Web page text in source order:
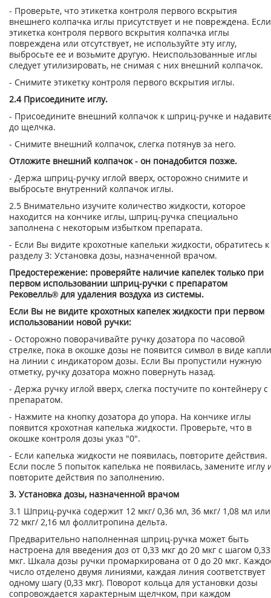
- Проверьте, что этикетка контроля первого вскрытия
внешнего колпачка иглы при­сутствует и не повреждена. Если
этикетка контроля первого вскрытия колпачка иг­лы
повреждена или отсутствует, не используйте эту иглу,
выбросьте ее и возьмите другую. Неиспользованные иглы
следует утилизировать, не снимая с них внешний колпачок.
- Снимите этикетку контроля первого вскрытия иглы.
2.4 Присоедините иглу.
- Присоедините внешний колпачок к шприц-ручке и
до щелчка.
- Снимите внешний колпачок, слегка потянув за него.
Отложите внешний колпачок - он понадобится позже.
- Держа шприц-ручку иглой вверх, осторожно снимите и
выбросьте внутренний кол­пачок иглы.
2.5 Внимательно изучите количество жидкости, которое
находится на кончике иглы, шприц-ручка специально
заполнена с некоторым избытком препарата.
- Если Вы видите крохотные капельки жидкости, обратитесь к
разделу 3: Установка дозы, назначенной врачом.
Предостережение: проверяйте наличие капелек только при
первом использовании шприц-ручки с препаратом
Рековелль® для удаления воздуха из системы.
Если Вы не видите крохотных капелек жидкости при первом
использовании новой ручки:
- Осторожно поворачивайте ручку дозатора по часовой
стрелке, пока в окошке дозы не появится символ в виде капли
на линии с индикатором дозы. Если Вы пропусти­ли нужную
отметку, ручку дозатора можно повернуть назад.
- Держа ручку иглой вверх, слегка постучите по контейнеру с
препаратом.
- Нажмите на кнопку дозатора до упора. На кончике иглы
появится крохотная ка­пелька жидкости. Проверьте, что в
окошке контроля дозы указ "0".
- Если капелька жидкости не появилась, повторите действия.
Если после 5 попыток капелька не появилась, замените иглу
повторите действия по заполнению.
3. Установка дозы, назначенной врачом
3.1 Шприц-ручка содержит 12 мкг/ 0,36 мл, 36 мкг/ 1,08 мл или
72 мкг/ 2,16 мл фоллитропина дельта.
Предварительно наполненная шприц-ручка может быть
настроена для введения доз от 0,33 мкг до 20 мкг с шагом 0,33
мкг. Шкала дозы ручки промаркирована от 0 до 20 мкг.
число отделено двумя линиями, каждая линия соответствует
одному шагу (0,33 мкг). Поворот кольца для установки дозы
сопровождается характерным щелчком, при каждом